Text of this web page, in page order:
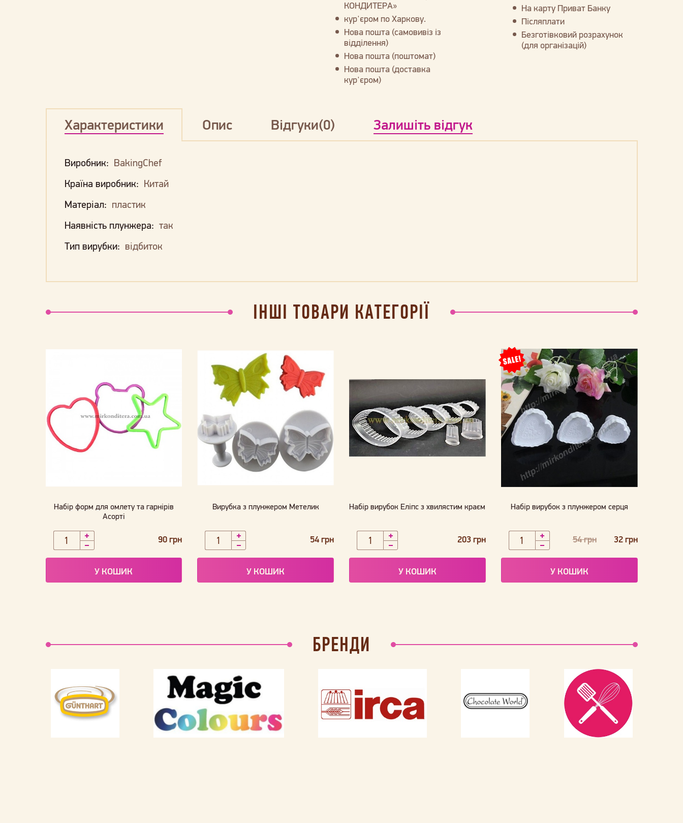
КОНДИТЕРА»
кур'єром по Харкову.
Нова пошта (самовивіз із
відділення)
Нова пошта (поштомат)
Нова пошта (доставка
кур'єром)
На карту Приват Банку
Післяплати
Безготівковий розрахунок
(для організацій)
Характеристики Опис Відгуки(0) Залишіть відгук
Виробник: BakingChef
Країна виробник: Китай
Матеріал: пластик
Наявність плунжера: так
Тип вирубки: відбиток
ІНШІ ТОВАРИ КАТЕГОРІЇ
Набір форм для омлету та гарнірів
Асорті
90 грн
У КОШИК
Вирубка з плунжером Метелик
54 грн
У КОШИК
Набір вирубок Еліпс з хвилястим краєм
203 грн
У КОШИК
Набір вирубок з плунжером серця
54 грн 32 грн
У КОШИК
БРЕНДИ